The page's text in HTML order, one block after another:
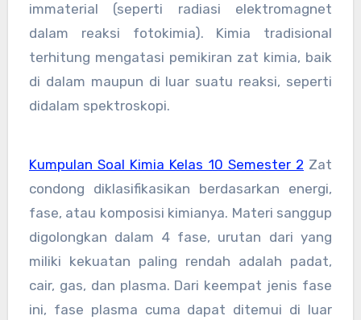
immaterial (seperti radiasi elektromagnet
dalam reaksi fotokimia). Kimia tradisional
terhitung mengatasi pemikiran zat kimia, baik
di dalam maupun di luar suatu reaksi, seperti
didalam spektroskopi.
Kumpulan Soal Kimia Kelas 10 Semester 2 Zat
condong diklasifikasikan berdasarkan energi,
fase, atau komposisi kimianya. Materi sanggup
digolongkan dalam 4 fase, urutan dari yang
miliki kekuatan paling rendah adalah padat,
cair, gas, dan plasma. Dari keempat jenis fase
ini, fase plasma cuma dapat ditemui di luar